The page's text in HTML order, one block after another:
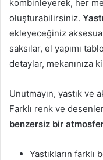
kombinleyerek, her
oluşturabilirsiniz.
ekleyeceğiniz
saksılar, el yapımı
detaylar, mekanınıza
Unutmayın, yastık ve
Farklı renk ve
benzersiz bir
Yastıkların